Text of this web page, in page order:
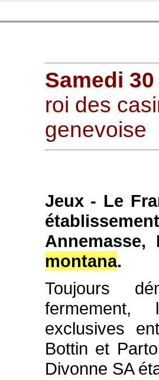
Samedi
roi des
genevoise
Jeux - Le
montana.
Toujours
exclusives
Bottin et
Divonne SA